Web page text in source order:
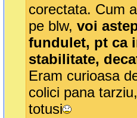
corectata. Cum
pe blw,voi
fundulet, pt ca
stabilitate,
Eram curioasa
colici pana
totusi